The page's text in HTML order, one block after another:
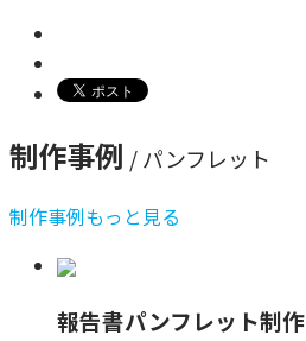
制作事例 / パンフレット
制作事例もっと見る
報告書パンフレット制作